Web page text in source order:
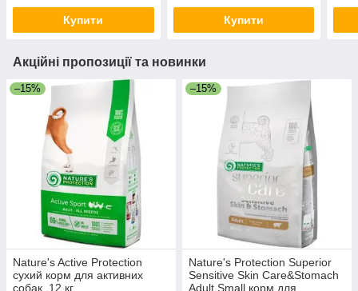
Купити Купити
Акційні пропозиції та новинки
–15%
Nature's Active Protection
сухий корм для активних
собак, 12 кг
–15%
Nature's Protection Superior
Sensitive Skin Care&Stomach
Adult Small корм для